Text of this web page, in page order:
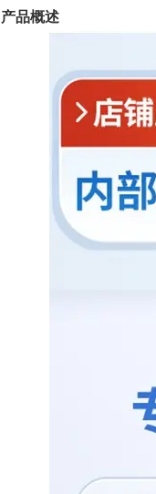
产品概述